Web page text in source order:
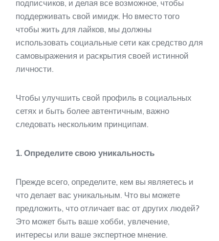
подписчиков, и делая все возможное, чтобы
поддерживать свой имидж. Но вместо того
чтобы жить для лайков, мы должны
использовать социальные сети как средство для
самовыражения и раскрытия своей истинной
личности.
Чтобы улучшить свой профиль в социальных
сетях и быть более автентичным, важно
следовать нескольким принципам.
1. Определите свою уникальность
Прежде всего, определите, кем вы являетесь и
что делает вас уникальным. Что вы можете
предложить, что отличает вас от других людей?
Это может быть ваше хобби, увлечение,
интересы или ваше экспертное мнение.